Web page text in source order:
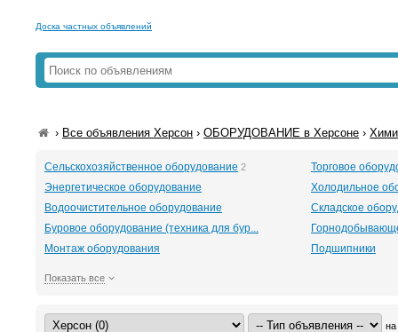
Доска частных объявлений
› Все объявления Херсон ›ОБОРУДОВАНИЕ в Херсоне ›
Сельскохозяйственное оборудование 2
Торговое
Энергетическое оборудование
Холодильное
Водоочистительное оборудование
Складское
Буровое оборудование (техника для бур...
Монтаж оборудования
Подшипники
Показать все
на